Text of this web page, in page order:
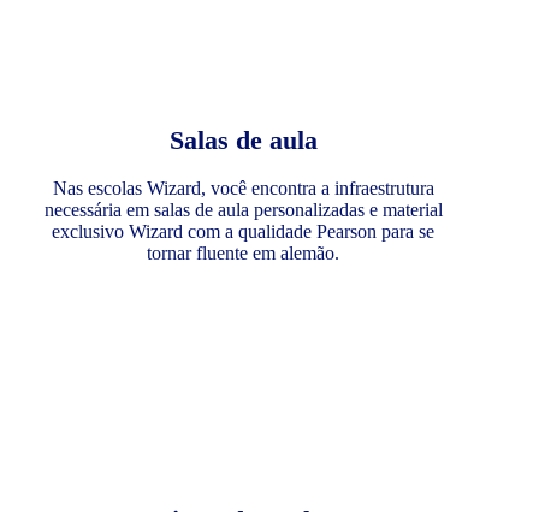
Salas de aula
Nas escolas Wizard, você encontra a infraestrutura
necessária em salas de aula personalizadas e material
exclusivo Wizard com a qualidade Pearson para se
tornar fluente em alemão.